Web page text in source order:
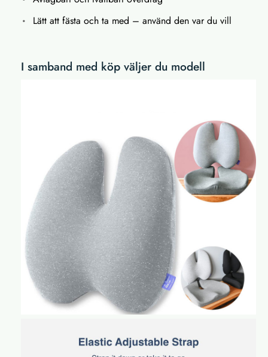
Lätt att fästa och ta med – använd den var du vill
I samband med köp väljer du modell